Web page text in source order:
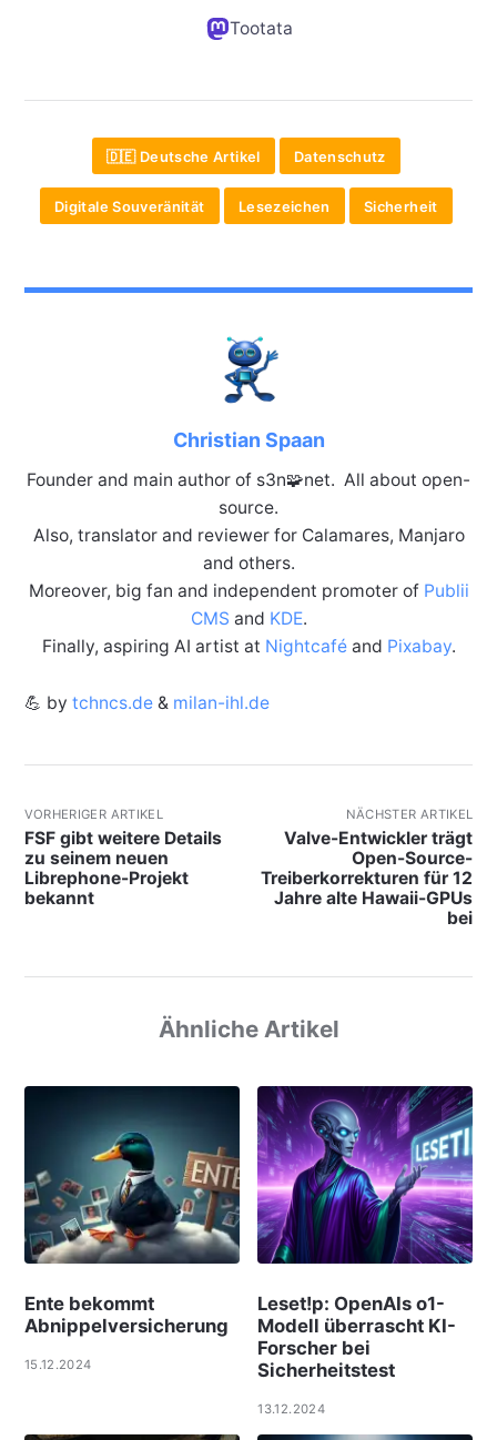
Tootata
🇩🇪 Deutsche Artikel Datenschutz
Digitale Souveränität Lesezeichen Sicherheit
Christian Spaan
Founder and main author of s3n🧩net. All about open-
source.
Also, translator and reviewer for Calamares, Manjaro
and others.
Moreover, big fan and independent promoter of Publii
CMS and KDE.
Finally, aspiring AI artist at Nightcaféand Pixabay.
💪 by tchncs.de& milan-ihl.de
VORHERIGER ARTIKEL
FSF gibt weitere Details
zu seinem neuen
Librephone-Projekt
bekannt
NÄCHSTER ARTIKEL
Valve-Entwickler trägt
Open-Source-
Treiberkorrekturen für 12
Jahre alte Hawaii-GPUs
bei
Ähnliche Artikel
Ente bekommt
Abnippelversicherung
15.12.2024
Leset!p: OpenAIs o1-
Modell überrascht KI-
Forscher bei
Sicherheitstest
13.12.2024